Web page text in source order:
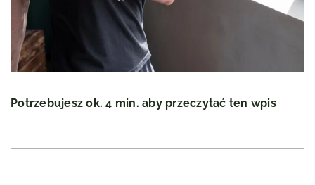
Potrzebujesz ok. 4 min. aby przeczytać ten wpis